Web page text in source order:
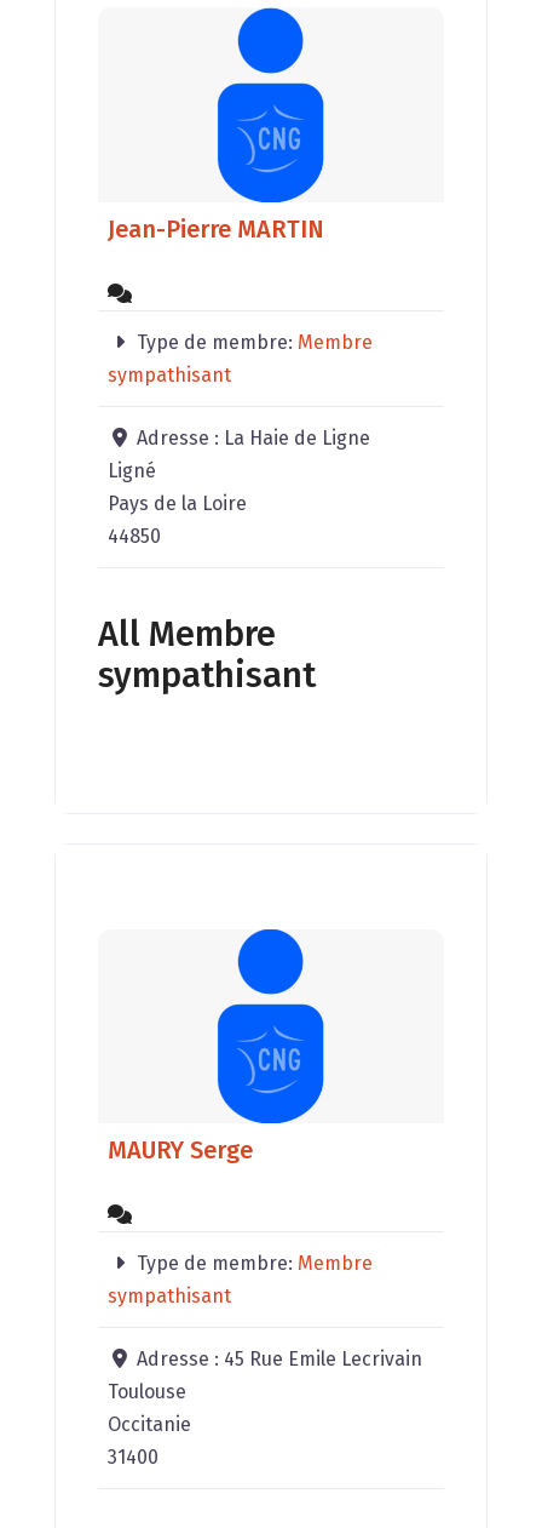
Jean-Pierre MARTIN
Type de membre: Membre
sympathisant
Adresse : La Haie de Ligne
Ligné
Pays de la Loire
44850
All Membre
sympathisant
MAURY Serge
Type de membre: Membre
sympathisant
Adresse : 45 Rue Emile Lecrivain
Toulouse
Occitanie
31400